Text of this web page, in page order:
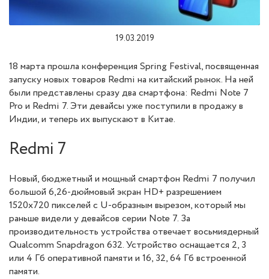
19.03.2019
18 марта прошла конференция Spring Festival, посвященная
запуску новых товаров Redmi на китайский рынок. На ней
были представлены сразу два смартфона: Redmi Note 7
Pro и Redmi 7. Эти девайсы уже поступили в продажу в
Индии, и теперь их выпускают в Китае.
Redmi 7
Новый, бюджетный и мощный смартфон Redmi 7 получил
большой 6,26-дюймовый экран HD+ разрешением
1520х720 пикселей с U-образным вырезом, который мы
раньше видели у девайсов серии Note 7. За
производительность устройства отвечает восьмиядерный
Qualcomm Snapdragon 632. Устройство оснащается 2, 3
или 4 Гб оперативной памяти и 16, 32, 64 Гб встроенной
памяти.